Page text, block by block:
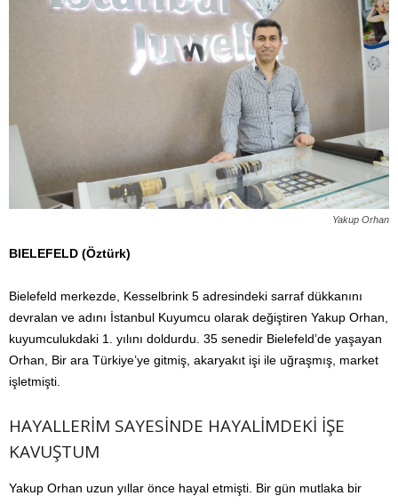
Yakup Orhan
BIELEFELD (Öztürk)
Bielefeld merkezde, Kesselbrink 5 adresindeki sarraf dükkanını
devralan ve adını İstanbul Kuyumcu olarak değiştiren Yakup Orhan,
kuyumculukdaki 1. yılını doldurdu. 35 senedir Bielefeld’de yaşayan
Orhan, Bir ara Türkiye’ye gitmiş, akaryakıt işi ile uğraşmış, market
işletmişti.
HAYALLERİM SAYESİNDE HAYALİMDEKİ İŞE
KAVUŞTUM
Yakup Orhan uzun yıllar önce hayal etmişti. Bir gün mutlaka bir